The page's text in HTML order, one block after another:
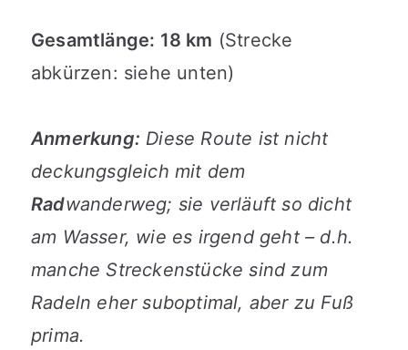
Gesamtlänge: 18 km (Strecke
abkürzen: siehe unten)
Anmerkung: Diese Route ist nicht
deckungsgleich mit dem
Radwanderweg; sie verläuft so dicht
am Wasser, wie es irgend geht – d.h.
manche Streckenstücke sind zum
Radeln eher suboptimal, aber zu Fuß
prima.